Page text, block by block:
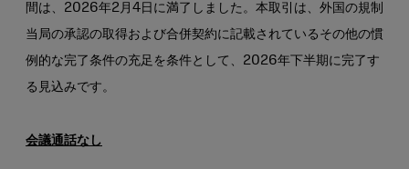
間は、2026年2月4日に満了しました。本取引は、外国の規制
当局の承認の取得および合併契約に記載されているその他の慣
例的な完了条件の充足を条件として、2026年下半期に完了す
る見込みです。
会議通話なし